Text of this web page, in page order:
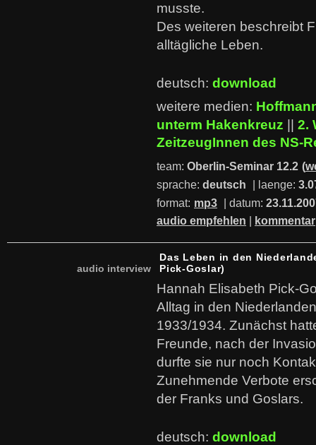
musste.
Des weiteren beschreibt
alltägliche Leben.
deutsch: download
weitere medien:
unterm Hakenkreuz
2.
ZeitzeugInnen des NS-
team: Oberlin-Seminar 12.2 (
sprache: deutsch | laenge:
format: mp3 | datum:
audio empfehlen
kommentar
audio interview
Das Leben in den
Pick-Goslar)
Hannah Elisabeth Pick-
Alltag in den
1933/1934. Zunächst
Freunde, nach der
durfte sie nur noch
Zunehmende Verbote
der Franks und Goslars.
deutsch: download